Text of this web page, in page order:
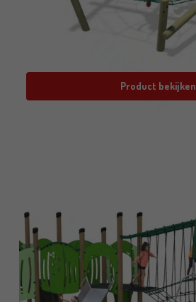
Product bekijken